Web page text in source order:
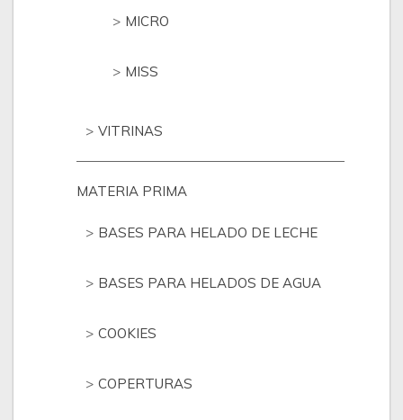
MICRO
MISS
VITRINAS
MATERIA PRIMA
BASES PARA HELADO DE LECHE
BASES PARA HELADOS DE AGUA
COOKIES
COPERTURAS